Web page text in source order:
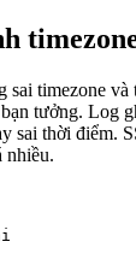
sai timezone
tưởng. Log
sai thời điểm.
nhiều.